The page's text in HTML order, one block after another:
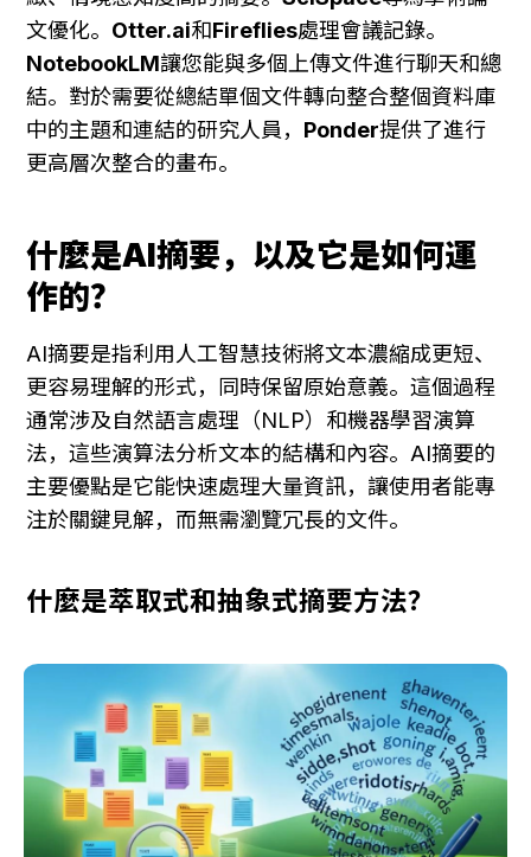
文優化。 Otter.ai和Fireflies處理會議記錄。
NotebookLM讓您能與多個上傳文件進行聊天和總
結。對於需要從總結單個文件轉向整合整個資料庫
中的主題和連結的研究人員， Ponder提供了進行
更高層次整合的畫布。
什麼是AI摘要，以及它是如何運
作的？
AI摘要是指利用人工智慧技術將文本濃縮成更短、
更容易理解的形式，同時保留原始意義。這個過程
通常涉及自然語言處理（NLP）和機器學習演算
法，這些演算法分析文本的結構和內容。AI摘要的
主要優點是它能快速處理大量資訊，讓使用者能專
注於關鍵見解，而無需瀏覽冗長的文件。
什麼是萃取式和抽象式摘要方法？